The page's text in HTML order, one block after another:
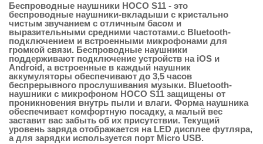
Беспроводные наушники HOCO S11 - это
беспроводные наушники-вкладыши с кристально
чистым звучанием с отличным басом и
выразительными средними частотами.с Bluetooth-
подключением и встроенными микрофонами для
громкой связи. Беспроводные наушники
поддерживают подключение устройств на iOS и
Android, а встроенные в каждый наушник
аккумуляторы обеспечивают до 3,5 часов
беспрерывного прослушивания музыки. Bluetooth-
наушники с микрофоном HOCO S11 защищены от
проникновения внутрь пыли и влаги. Форма наушника
обеспечивает комфортную посадку, а малый вес
заставит вас забыть об их присутствии. Текущий
уровень заряда отображается на LED дисплее футляра,
а для зарядки используется порт Micro USB.